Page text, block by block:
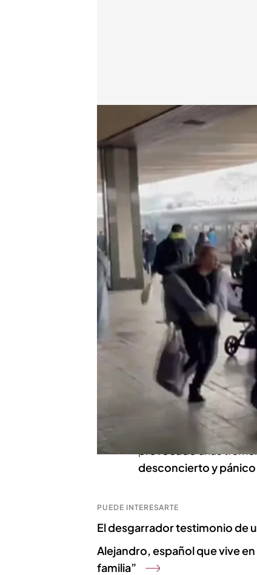
Imágenes de ciudadanos de Kiev intentando
Cuatro al día
Impactantes
la ciudad
El gobierno ruso ha
abandonen sus
Compartir
Se cumple el sexto
se recrudece. El
de Kiev y ha destruido
gobierno ruso ha
abandonen sus casas
provocado unas
desconcierto y pánico
PUEDE INTERESARTE
El desgarrador testimonio de
Alejandro, español que vive
familia”